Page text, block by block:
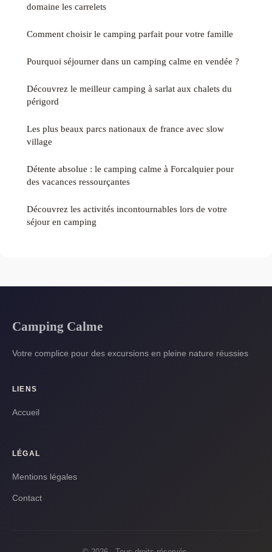
domaine les carrelets
Comment choisir le camping parfait pour votre famille
Pourquoi séjourner dans un camping calme en vendée ?
Découvrez le meilleur camping à sarlat aux chalets du
périgord
Les plus beaux parcs nationaux de france avec slow
village
Détente absolue : le camping calme à Forcalquier pour
des vacances ressourçantes
Découvrez les activités incontournables lors de votre
séjour en camping
Camping Calme
Votre complice pour des excursions en pleine nature réussies
LIENS
Accueil
LÉGAL
Mentions légales
Contact